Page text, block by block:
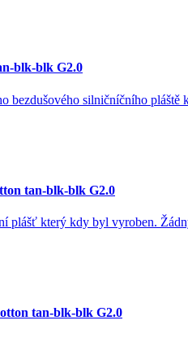
blk-blk G2.0
bezdušového silničníčního
tan-blk-blk G2.0
plášť který kdy byl vyroben.
tan-blk-blk G2.0